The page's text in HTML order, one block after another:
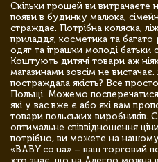
Скільки грошей ви витрачаєте
появи в будинку малюка,
страждає. Потрібна коляска,
приладдя, косметика та багато
одяг та іграшки молоді
Коштують дитячі товари аж
магазинами зовсім не
постраждала якість? Все
Польщі. Можемо
які у вас вже є або які вам
товари польських виробників.
оптимальне співвідношення
потрібно, ви можете на нашому
«BABY.co.ua» – ваш торговий